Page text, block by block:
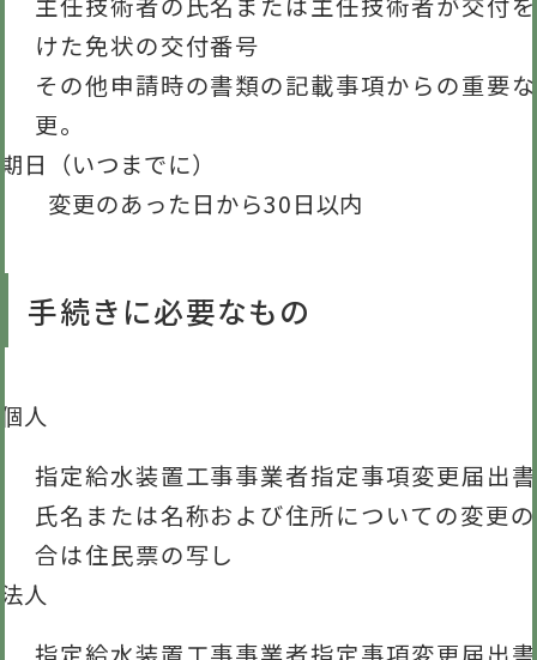
けた免状の交付番号
その他申請時の書類の記載事項からの重要
更。
期日（いつまでに）
変更のあった日から30日以内
手続きに必要なもの
個人
指定給水装置工事事業者指定事項変更届出書
氏名または名称および住所についての変更
合は住民票の写し
法人